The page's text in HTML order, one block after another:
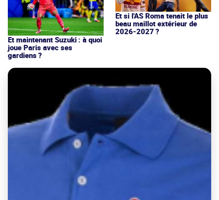
Et maintenant Suzuki : à quoi
joue Paris avec ses
gardiens ?
Et si l'AS Roma tenait le plus
beau maillot extérieur de
2026-2027 ?